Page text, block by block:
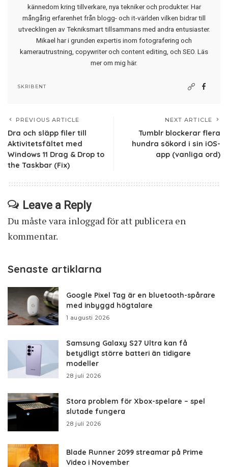
kännedom kring tillverkare, nya tekniker och produkter. Har
mångårig erfarenhet från blogg- och it-världen vilken bidrar till
utvecklingen av Tekniksmart tillsammans med andra entusiaster.
Mikael har i grunden expertis inom fotografering och
kamerautrustning, copywriter och content editing, och SEO. Läs
mer om mig här.
SKRIBENT
PREVIOUS ARTICLE
Dra och släpp filer till
Aktivitetsfältet med
Windows 11 Drag & Drop to
the Taskbar (Fix)
NEXT ARTICLE
Tumblr blockerar flera
hundra sökord i sin iOS-
app (vanliga ord)
Leave a Reply
Du måste vara inloggad för att publicera en
kommentar.
Senaste artiklarna
Google Pixel Tag är en bluetooth-spårare
med inbyggd högtalare
1 augusti 2026
Samsung Galaxy S27 Ultra kan få
betydligt större batteri än tidigare
modeller
28 juli 2026
Stora problem för Xbox-spelare – spel
slutade fungera
28 juli 2026
Blade Runner 2099 streamar på Prime
Video i November